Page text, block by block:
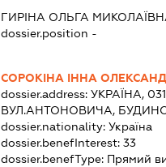
ГИРІНА ОЛЬГА
dossier.position -
СОРОКІНА ІННА
dossier.address: УКРАЇНА,
ВУЛ.АНТОНОВИЧА,
dossier.nationality: Україна
dossier.benefInterest: 33
dossier.benefType: Прямий